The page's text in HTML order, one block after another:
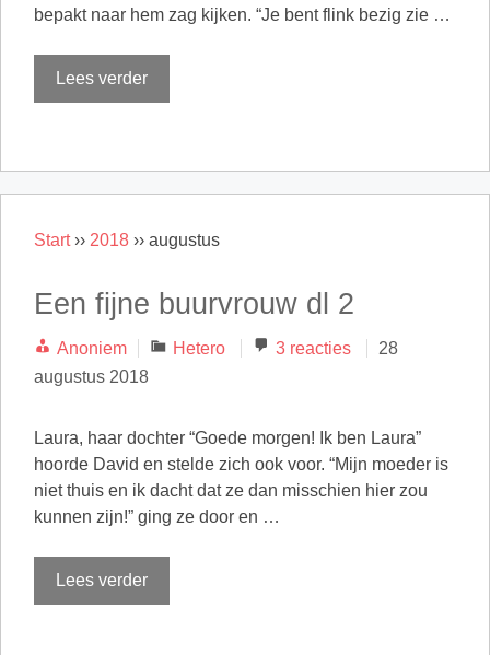
bepakt naar hem zag kijken. “Je bent flink bezig zie …
Lees verder
Start›› 2018 ›› augustus
Een fijne buurvrouw dl 2
Anoniem Categorieën
Hetero 3 reacties
28
augustus 2018
Laura, haar dochter “Goede morgen! Ik ben Laura”
hoorde David en stelde zich ook voor. “Mijn moeder is
niet thuis en ik dacht dat ze dan misschien hier zou
kunnen zijn!” ging ze door en …
Lees verder